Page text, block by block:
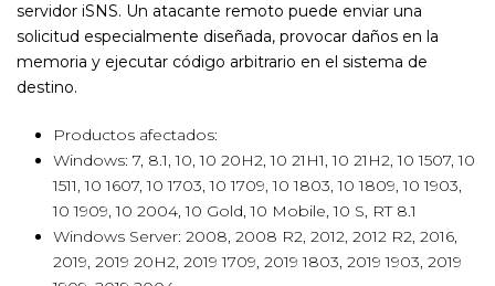
servidor iSNS. Un atacante remoto puede enviar una
solicitud especialmente diseñada, provocar daños en la
memoria y ejecutar código arbitrario en el sistema de
destino.
Productos afectados:
Windows: 7, 8.1, 10, 10 20H2, 10 21H1, 10 21H2, 10 1507, 10
1511, 10 1607, 10 1703, 10 1709, 10 1803, 10 1809, 10 1903,
10 1909, 10 2004, 10 Gold, 10 Mobile, 10 S, RT 8.1
Windows Server: 2008, 2008 R2, 2012, 2012 R2, 2016,
2019, 2019 20H2, 2019 1709, 2019 1803, 2019 1903, 2019